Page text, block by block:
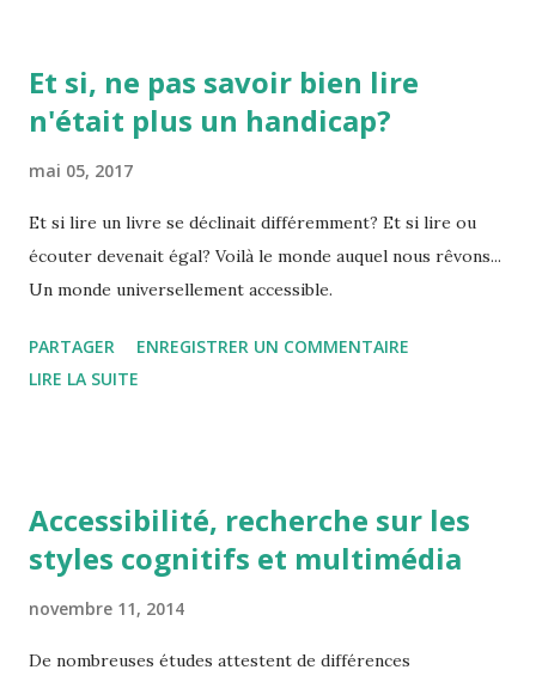
Et si, ne pas savoir bien lire
n'était plus un handicap?
mai 05, 2017
Et si lire un livre se déclinait différemment? Et si lire ou
écouter devenait égal? Voilà le monde auquel nous rêvons...
Un monde universellement accessible.
PARTAGER
ENREGISTRER UN COMMENTAIRE
LIRE LA SUITE
Accessibilité, recherche sur les
styles cognitifs et multimédia
novembre 11, 2014
De nombreuses études attestent de différences